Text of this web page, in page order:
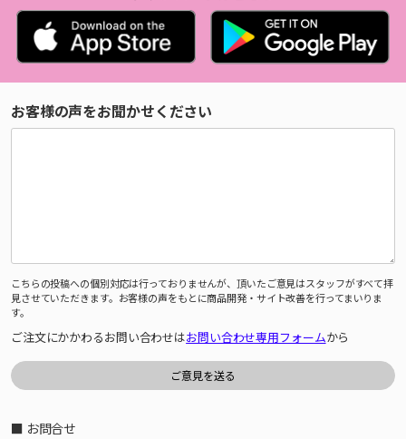
お客様の声をお聞かせください
こちらの投稿への個別対応は行っておりませんが、頂いたご意見はスタッフがすべて拝
見させていただきます。お客様の声をもとに商品開発・サイト改善を行ってまいりま
す。
ご注文にかかわるお問い合わせはお問い合わせ専用フォームから
■ お問合せ